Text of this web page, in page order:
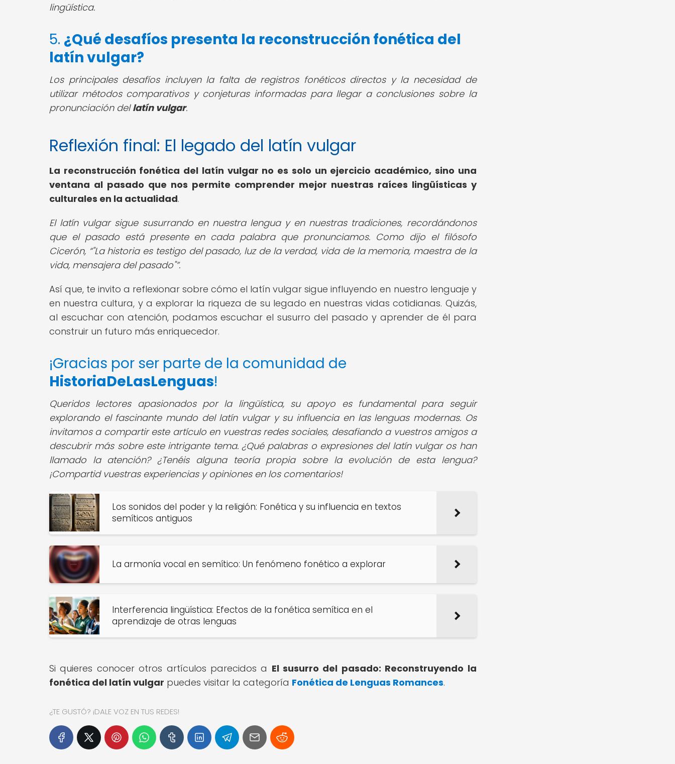
lingüística.
5. ¿Qué desafíos presenta la reconstrucción fonética del
latín vulgar?
Los principales desafíos incluyen la falta de registros fonéticos directos y la necesidad de
utilizar métodos comparativos y conjeturas informadas para llegar a conclusiones sobre la
pronunciación dellatín vulgar.
Reflexión final: El legado del latín vulgar
La reconstrucción fonética del latín vulgar no es solo un ejercicio académico, sino una
ventana al pasado que nos permite comprender mejor nuestras raíces lingüísticas y
culturales en la actualidad.
El latín vulgar sigue susurrando en nuestra lengua y en nuestras tradiciones, recordándonos
que el pasado está presente en cada palabra que pronunciamos. Como dijo el filósofo
Cicerón, "La historia es testigo del pasado, luz de la verdad, vida de la memoria, maestra de la
vida, mensajera del pasado" .
Así que, te invito a reflexionar sobre cómo el latín vulgar sigue influyendo en nuestro lenguaje y
en nuestra cultura, y a explorar la riqueza de su legado en nuestras vidas cotidianas. Quizás,
al escuchar con atención, podamos escuchar el susurro del pasado y aprender de él para
construir un futuro más enriquecedor.
¡Gracias por ser parte de la comunidad de
HistoriaDeLasLenguas!
Queridos lectores apasionados por la lingüística,su apoyo es fundamental para seguir
explorando el fascinante mundo del latín vulgar y su influencia en las lenguas modernas. Os
invitamos a compartir este artículo en vuestras redes sociales, desafiando a vuestros amigos a
descubrir más sobre este intrigante tema. ¿Qué palabras o expresiones del latín vulgar os han
llamado la atención? ¿Tenéis alguna teoría propia sobre la evolución de esta lengua?
¡Compartid vuestras experiencias y opiniones en los comentarios!
Los sonidos del poder y la religión: Fonética y su influencia en textos
semíticos antiguos
La armonía vocal en semítico: Un fenómeno fonético a explorar
Interferencia lingüística: Efectos de la fonética semítica en el
aprendizaje de otras lenguas
Si quieres conocer otros artículos parecidos a El susurro del pasado: Reconstruyendo la
fonética del latín vulgar puedes visitar la categoría Fonética de Lenguas Romances.
¿TE GUSTÓ? ¡DALE VOZ EN TUS REDES!